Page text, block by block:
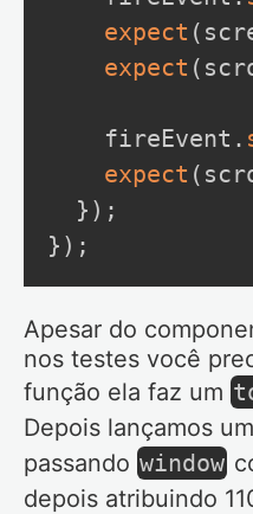
expect (
expect (
    fireEvent
.
expect (
} ) ;
} ) ;
Apesar do
nos testes você
função ela faz um
Depois lançamos
passando window
depois atribuindo